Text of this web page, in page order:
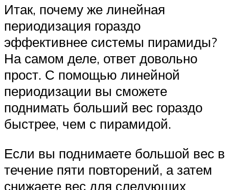
Итак, почему же линейная
периодизация гораздо
эффективнее системы пирамиды?
На самом деле, ответ довольно
прост. С помощью линейной
периодизации вы сможете
поднимать больший вес гораздо
быстрее, чем с пирамидой.
Если вы поднимаете большой вес в
течение пяти повторений, а затем
снижаете вес для следующих